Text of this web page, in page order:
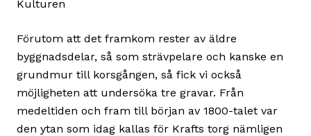
Förutom att det framkom rester av äldre
byggnadsdelar, så som strävpelare och kanske en
grundmur till korsgången, så fick vi också
möjligheten att undersöka tre gravar. Från
medeltiden och fram till början av 1800-talet var
den ytan som idag kallas för Krafts torg nämligen